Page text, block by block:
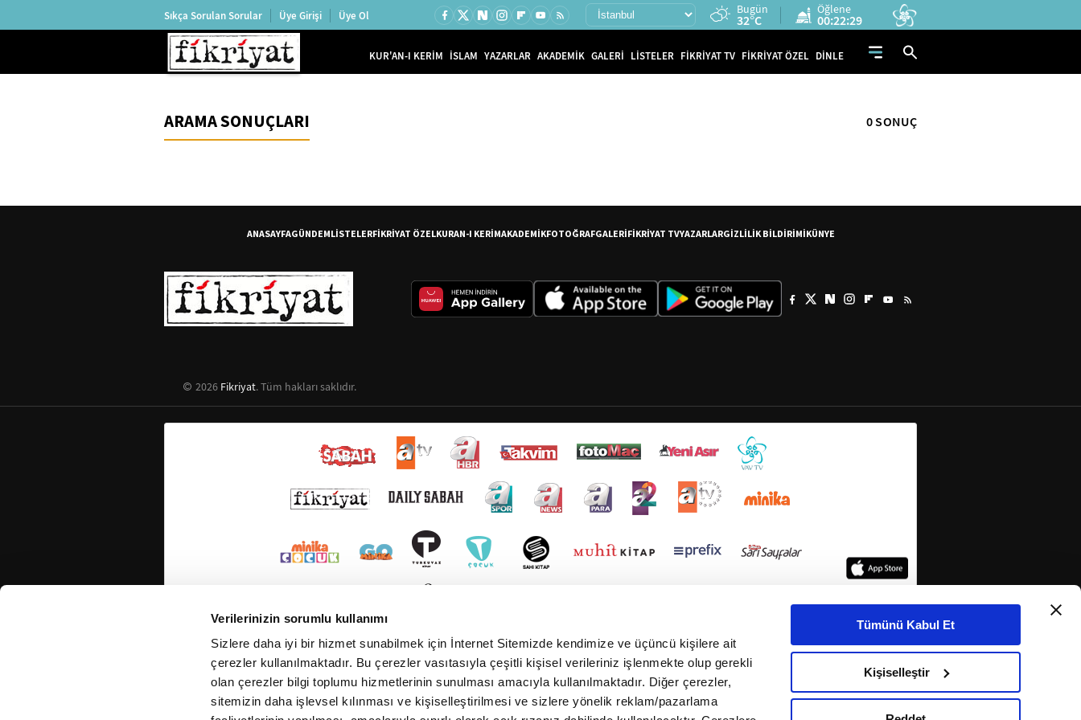
Verilerinizin sorumlu kullanımı
Sizlere daha iyi bir hizmet sunabilmek için İnternet Sitemizde kendimize ve üçüncü kişilere ait
çerezler kullanılmaktadır. Bu çerezler vasıtasıyla çeşitli kişisel verileriniz işlenmekte olup gerekli
olan çerezler bilgi toplumu hizmetlerinin sunulması amacıyla kullanılmaktadır. Diğer çerezler,
sitemizin daha işlevsel kılınması ve kişiselleştirilmesi ve sizlere yönelik reklam/pazarlama
Tümünü Kabul Et
Kişiselleştir
Sıkça Sorulan Sorular Üye Girişi Üye Ol Bugün
32°C
Öğlene
00:22:29
KUR'AN-I KERİM İSLAM YAZARLAR AKADEMİK GALERİ LİSTELER FİKRİYAT TV FİKRİYAT ÖZEL DİNLE
ARAMA SONUÇLARI 0 SONUÇ
ANASAYFAGÜNDEMLİSTELERFİKRİYAT ÖZELKURAN-I KERİMAKADEMİKFOTOĞRAFGALERİFİKRİYAT TVYAZARLARGİZLİLİK BİLDİRİMİKÜNYE
2026 Fikriyat. Tüm hakları saklıdır.